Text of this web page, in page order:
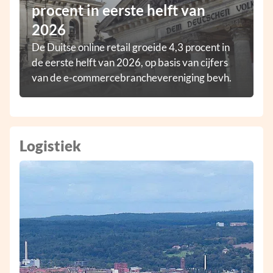
procent in eerste helft van
2026
De Duitse online retail groeide 4,3 procent in
de eerste helft van 2026, op basis van cijfers
van de e-commercebranchevereniging bevh.
Logistiek